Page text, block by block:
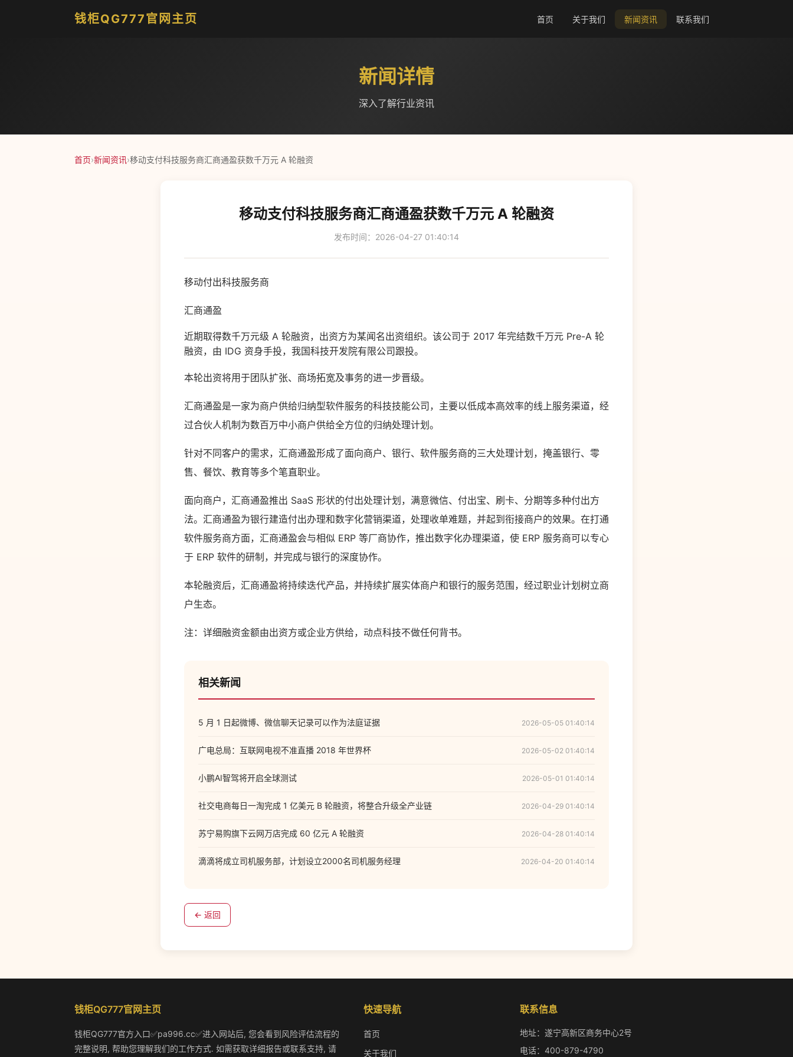
钱柜QG777官网主页 首页 关于我们 新闻资讯 联系我们
新闻详情
深入了解行业资讯
首页›新闻资讯›移动支付科技服务商汇商通盈获数千万元 A 轮融资
移动支付科技服务商汇商通盈获数千万元 A 轮融资
发布时间：2026-04-27 01:40:14
移动付出科技服务商
汇商通盈
近期取得数千万元级 A 轮融资，出资方为某闻名出资组织。该公司于 2017 年完结数千万元 Pre-A 轮
融资，由 IDG 资身手投，我国科技开发院有限公司跟投。
本轮出资将用于团队扩张、商场拓宽及事务的进一步晋级。
汇商通盈是一家为商户供给归纳型软件服务的科技技能公司，主要以低成本高效率的线上服务渠道，经
过合伙人机制为数百万中小商户供给全方位的归纳处理计划。
针对不同客户的需求，汇商通盈形成了面向商户、银行、软件服务商的三大处理计划，掩盖银行、零
售、餐饮、教育等多个笔直职业。
面向商户，汇商通盈推出 SaaS 形状的付出处理计划，满意微信、付出宝、刷卡、分期等多种付出方
法。汇商通盈为银行建造付出办理和数字化营销渠道，处理收单难题，并起到衔接商户的效果。在打通
软件服务商方面，汇商通盈会与相似 ERP 等厂商协作，推出数字化办理渠道，使 ERP 服务商可以专心
于 ERP 软件的研制，并完成与银行的深度协作。
本轮融资后，汇商通盈将持续迭代产品，并持续扩展实体商户和银行的服务范围，经过职业计划树立商
户生态。
注：详细融资金额由出资方或企业方供给，动点科技不做任何背书。
相关新闻
5 月 1 日起微博、微信聊天记录可以作为法庭证据 2026-05-05 01:40:14
广电总局：互联网电视不准直播 2018 年世界杯 2026-05-02 01:40:14
小鹏AI智驾将开启全球测试 2026-05-01 01:40:14
社交电商每日一淘完成 1 亿美元 B 轮融资，将整合升级全产业链 2026-04-29 01:40:14
苏宁易购旗下云网万店完成 60 亿元 A 轮融资 2026-04-28 01:40:14
滴滴将成立司机服务部，计划设立2000名司机服务经理 2026-04-20 01:40:14
← 返回
钱柜QG777官网主页
钱柜QG777官方入口✅pa996.cc✅进入网站后, 您会看到风险评估流程的
完整说明, 帮助您理解我们的工作方式. 如需获取详细报告或联系支持, 请
快速导航
首页
关于我们
联系信息
地址：遂宁高新区商务中心2号
电话：400-879-4790